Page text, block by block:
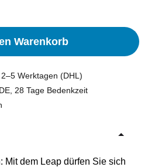
Warenkorb
Werktagen (DHL)
28 Tage Bedenkzeit
Mit dem Leap dürfen Sie sich